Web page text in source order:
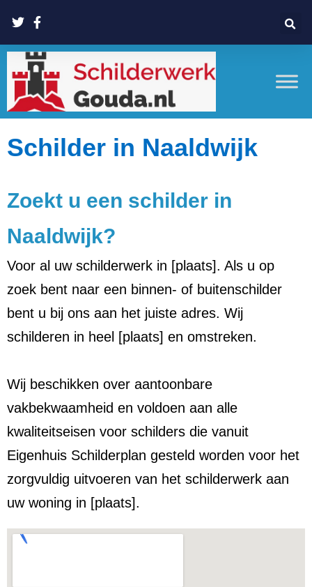
Schilder in Naaldwijk
Zoekt u een schilder in
Naaldwijk?
Voor al uw schilderwerk in [plaats]. Als u op
zoek bent naar een binnen- of buitenschilder
bent u bij ons aan het juiste adres. Wij
schilderen in heel [plaats] en omstreken.
Wij beschikken over aantoonbare
vakbekwaamheid en voldoen aan alle
kwaliteitseisen voor schilders die vanuit
Eigenhuis Schilderplan gesteld worden voor het
zorgvuldig uitvoeren van het schilderwerk aan
uw woning in [plaats].